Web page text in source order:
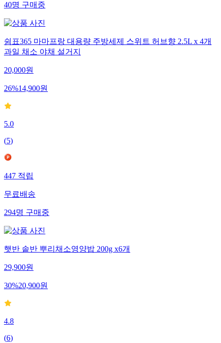
40명 구매중
쉼표365 마마프랑 대용량 주방세제 스위트 허브향 2.5L x 4개
과일 채소 야채 설거지
20,000원
26%14,900원
5.0
(5)
447 적립
무료배송
294명 구매중
햇반 솥반 뿌리채소영양밥 200g x6개
29,900원
30%20,900원
4.8
(6)